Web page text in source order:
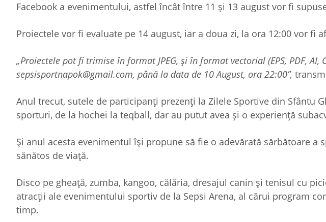
Facebook a evenimentului, astfel încât între 11 și 13 august vor fi
Proiectele vor fi evaluate pe 14 august, iar a doua zi, la ora 12:00 vor fi
„Proiectele pot fi trimise în format JPEG, și în format vectorial (EPS, PDF, AI,
sepsisportnapok@gmail.com, până la data de 10 August, ora 22:00”,
Anul trecut, sutele de participanți prezenți la Zilele Sportive din Sfântu
sporturi, de la hochei la teqball, dar au putut avea și o experiență
Și anul acesta evenimentul își propune să fie o adevărată sărbătoare a
sănătos de viață.
Disco pe gheață, zumba, kangoo, călăria, dresajul canin și tenisul cu
atracții ale evenimentului sportiv de la Sepsi Arena, al cărui program
timp.